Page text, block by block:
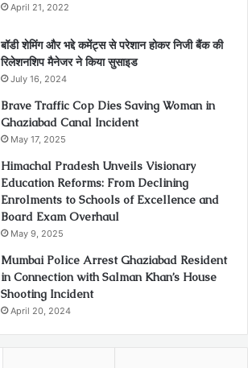
April 21, 2022
बॉडी शेमिंग और भद्दे कमेंट्स से परेशान होकर निजी बैंक की
रिलेशनशिप मैनेजर ने किया सुसाइड
July 16, 2024
Brave Traffic Cop Dies Saving Woman in
Ghaziabad Canal Incident
May 17, 2025
Himachal Pradesh Unveils Visionary
Education Reforms: From Declining
Enrolments to Schools of Excellence and
Board Exam Overhaul
May 9, 2025
Mumbai Police Arrest Ghaziabad Resident
in Connection with Salman Khan’s House
Shooting Incident
April 20, 2024